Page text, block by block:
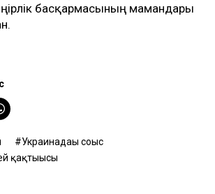
өңірлік басқармасының мамандары
Украинадағы соғыс
қақтығысы